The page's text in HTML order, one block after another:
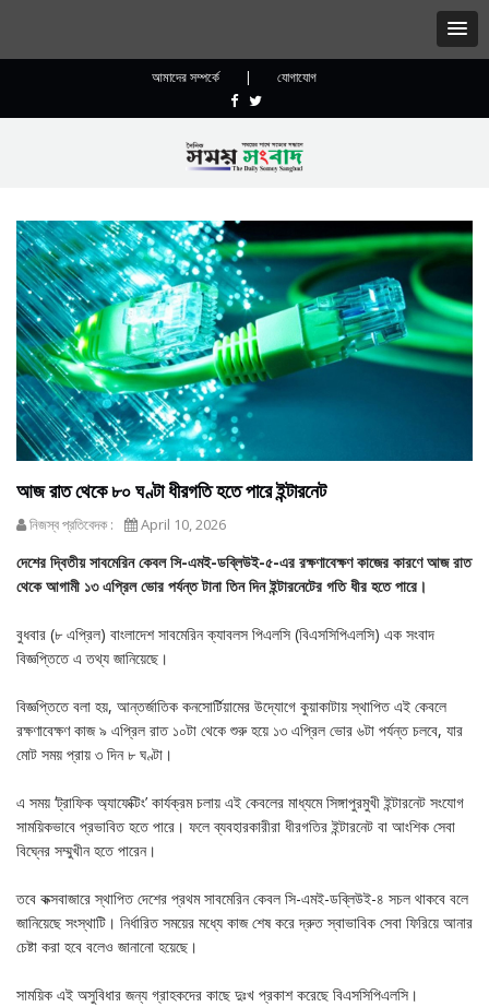
আমাদের সম্পর্কে | যোগাযোগ
আজ রাত থেকে ৮০ ঘণ্টা ধীরগতি হতে পারে ইন্টারনেট
নিজস্ব প্রতিবেদক : April 10, 2026
দেশের দ্বিতীয় সাবমেরিন কেবল সি-এমই-ডব্লিউই-৫-এর রক্ষণাবেক্ষণ কাজের কারণে আজ রাত
থেকে আগামী ১৩ এপ্রিল ভোর পর্যন্ত টানা তিন দিন ইন্টারনেটের গতি ধীর হতে পারে।
বুধবার (৮ এপ্রিল) বাংলাদেশ সাবমেরিন ক্যাবলস পিএলসি (বিএসসিপিএলসি) এক সংবাদ
বিজ্ঞপ্তিতে এ তথ্য জানিয়েছে।
বিজ্ঞপ্তিতে বলা হয়, আন্তর্জাতিক কনসোর্টিয়ামের উদ্যোগে কুয়াকাটায় স্থাপিত এই কেবলে
রক্ষণাবেক্ষণ কাজ ৯ এপ্রিল রাত ১০টা থেকে শুরু হয়ে ১৩ এপ্রিল ভোর ৬টা পর্যন্ত চলবে, যার
মোট সময় প্রায় ৩ দিন ৮ ঘণ্টা।
এ সময় ‘ট্রাফিক অ্যাফেক্টিং’ কার্যক্রম চলায় এই কেবলের মাধ্যমে সিঙ্গাপুরমুখী ইন্টারনেট সংযোগ
সাময়িকভাবে প্রভাবিত হতে পারে। ফলে ব্যবহারকারীরা ধীরগতির ইন্টারনেট বা আংশিক সেবা
বিঘ্নের সম্মুখীন হতে পারেন।
তবে কক্সবাজারে স্থাপিত দেশের প্রথম সাবমেরিন কেবল সি-এমই-ডব্লিউই-৪ সচল থাকবে বলে
জানিয়েছে সংস্থাটি। নির্ধারিত সময়ের মধ্যে কাজ শেষ করে দ্রুত স্বাভাবিক সেবা ফিরিয়ে আনার
চেষ্টা করা হবে বলেও জানানো হয়েছে।
সাময়িক এই অসুবিধার জন্য গ্রাহকদের কাছে দুঃখ প্রকাশ করেছে বিএসসিপিএলসি।